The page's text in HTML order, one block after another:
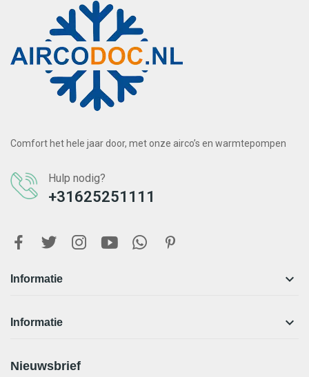
Comfort het hele jaar door, met onze airco’s en warmtepompen
Hulp nodig?
+31625251111
Informatie 
Informatie 
Nieuwsbrief